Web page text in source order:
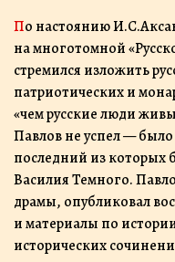
По настоянию И.С.Аксакова Павлов трудился
на многотомной
стремился изложить
патриотических и
«чем русские люди
Павлов не успел —
последний из которых
Василия Темного.
драмы, опубликовал
и материалы по
исторических